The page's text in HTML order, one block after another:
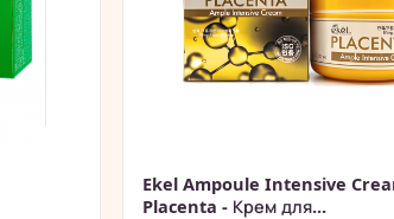
Ekel Ampoule Intensive
Placenta - Крем для...